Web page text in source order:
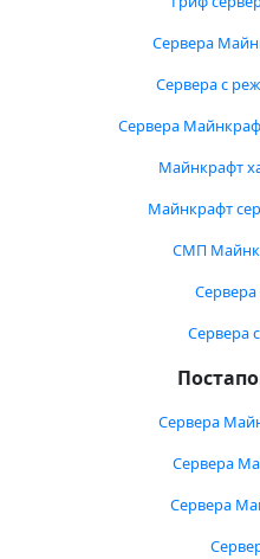
Сервера
Сервера с
Сервера
Майнкрафт
Майнкрафт
СМП
Сервера
Сервера
Сервера
Сервера